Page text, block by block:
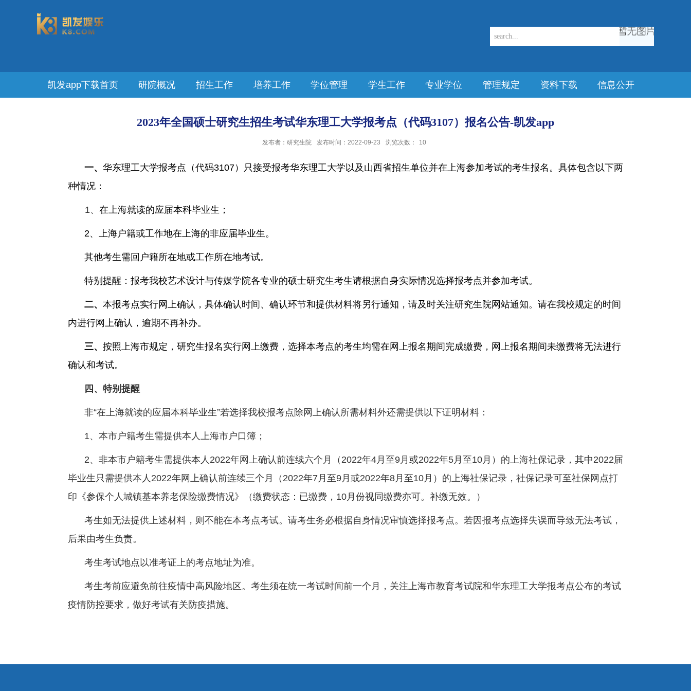
凯发app下载首页 研院概况 招生工作 培养工作 学位管理 学生工作 专业学位 管理规定 资料下载 信息公开
2023年全国硕士研究生招生考试华东理工大学报考点（代码3107）报名公告-凯发app
发布者：研究生院 发布时间：2022-09-23 浏览次数： 10
一、 华东理工大学报考点（代码3107）只接受报考华东理工大学以及山西省招生单位并在上海参加考试的考生报名。具体包含以下两
种情况：
1、 在上海就读的应届本科毕业生；
2、上海户籍或工作地在上海的非应届毕业生。
其他考生需回户籍所在地或工作所在地考试。
特别提醒：报考我校艺术设计与传媒学院各专业的硕士研究生考生请根据自身实际情况选择报考点并参加考试。
二、 本报考点实行网上确认，具体确认时间、确认环节和提供材料将另行通知，请及时关注研究生院网站通知。请在我校规定的时间
内进行网上确认，逾期不再补办。
三、 按照上海市规定，研究生报名实行网上缴费，选择本考点的考生均需在网上报名期间完成缴费，网上报名期间未缴费将无法进行
确认和考试。
四、特别提醒
非“在上海就读的应届本科毕业生”若选择我校报考点除网上确认所需材料外还需提供以下证明材料：
1、本市户籍考生需提供本人上海市户口簿；
2、非本市户籍考生需提供本人 2022年网上确认前连续六个月（ 2022年4月至9月或2022年5月至10月）的上海社保记录，其中2022届
毕业生只需提供本人 2022年网上确认前连续三个月（ 2022年7 月至9月或2022年8月至10月）的上海社保记录，社保记录可至社保网点打
印《参保个人城镇基本养老保险缴费情况》（缴费状态：已缴费， 10月份视同缴费亦可。补缴无效。）
考生如无法提供上述材料，则不能在本考点考试。请考生务必根据自身情况审慎选择报考点。若因报考点选择失误而导致无法考试，
后果由考生负责。
考生考试地点以准考证上的考点地址为准。
考生考前应避免前往疫情中高风险地区。考生须在统一考试时间前一个月，关注上海市教育考试院和华东理工大学报考点公布的考试
疫情防控要求，做好考试有关防疫措施。